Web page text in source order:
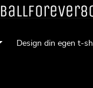
Design din egen t-